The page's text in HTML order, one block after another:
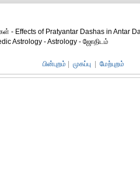
- Effects of Pratyantar Dashas in Antar
Astrology - Astrology - ஜோதிடம்
பின்புறம் முகப்பு மேற்புறம்